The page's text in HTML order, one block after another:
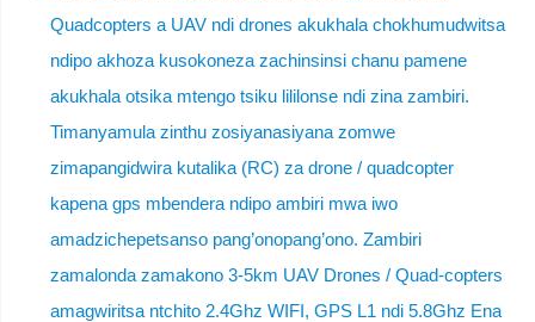
Quadcopters a UAV ndi drones akukhala chokhumudwitsa
ndipo akhoza kusokoneza zachinsinsi chanu pamene
akukhala otsika mtengo tsiku lililonse ndi zina zambiri.
Timanyamula zinthu zosiyanasiyana zomwe
zimapangidwira kutalika (RC) za drone / quadcopter
kapena gps mbendera ndipo ambiri mwa iwo
amadzichepetsanso pang’onopang’ono. Zambiri
zamalonda zamakono 3-5km UAV Drones / Quad-copters
amagwiritsa ntchito 2.4Ghz WIFI, GPS L1 ndi 5.8Ghz Ena